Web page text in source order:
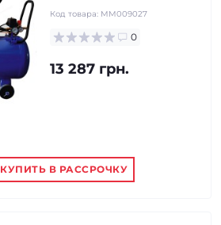
Код товара: MM009027
0
13 287 грн.
КУПИТЬ В РАССРОЧКУ